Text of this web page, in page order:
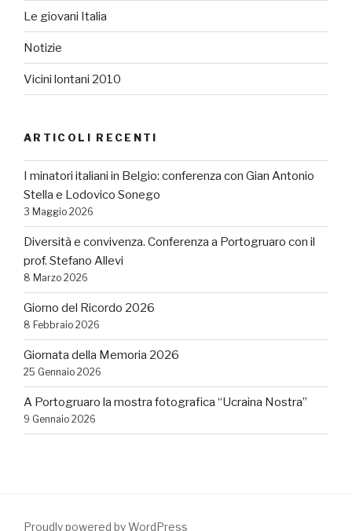
Le giovani Italia
Notizie
Vicini lontani 2010
ARTICOLI RECENTI
I minatori italiani in Belgio: conferenza con Gian Antonio
Stella e Lodovico Sonego
3 Maggio 2026
Diversità e convivenza. Conferenza a Portogruaro con il
prof. Stefano Allevi
8 Marzo 2026
Giorno del Ricordo 2026
8 Febbraio 2026
Giornata della Memoria 2026
25 Gennaio 2026
A Portogruaro la mostra fotografica “Ucraina Nostra”
9 Gennaio 2026
Proudly powered by WordPress